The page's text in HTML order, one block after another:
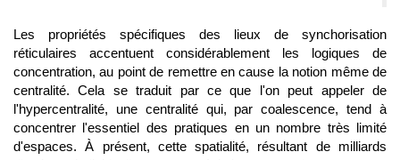
Les propriétés spécifiques des lieux de synchorisation
réticulaires accentuent considérablement les logiques de
concentration, au point de remettre en cause la notion même de
centralité. Cela se traduit par ce que l'on peut appeler de
l'hypercentralité, une centralité qui, par coalescence, tend à
concentrer l'essentiel des pratiques en un nombre très limité
d'espaces. À présent, cette spatialité, résultant de milliards